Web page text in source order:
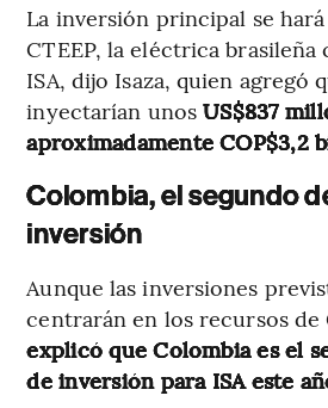
La inversión principal se
CTEEP, la eléctrica
ISA, dijo Isaza, quien agregó
inyectarían unos US$837
aproximadamente COP$3,2
Colombia, el segundo
inversión
Aunque las inversiones
centrarán en los recursos de
explicó que Colombia es el
de inversión para ISA este